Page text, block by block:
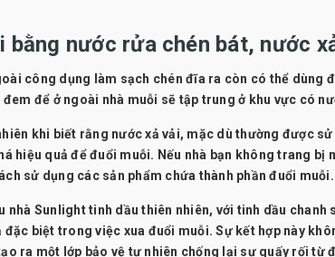
bằng nước rửa chén bát, nước
công dụng làm sạch chén đĩa ra còn có thể dùng
để ở ngoài nhà muỗi sẽ tập trung ở khu vực có
khi biết rằng nước xả vải, mặc dù thường được
hiệu quả để đuổi muỗi. Nếu nhà bạn không trang bị
sử dụng các sản phẩm chứa thành phần đuổi muỗi.
nhà Sunlight tinh dầu thiên nhiên, với tinh dầu
đặc biệt trong việc xua đuổi muỗi. Sự kết hợp này
ra một lớp bảo vệ tự nhiên chống lại sự quấy rối từ